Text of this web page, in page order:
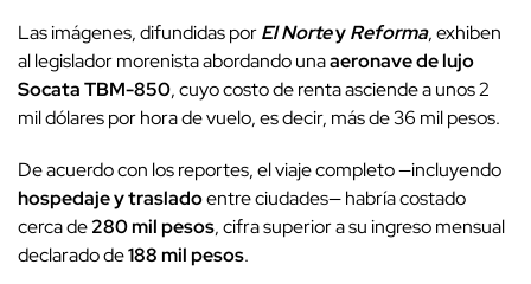
Las imágenes, difundidas porEl NorteyReforma, exhiben
al legislador morenista abordando unaaeronave de lujo
Socata TBM-850, cuyo costo de renta asciende a unos 2
mil dólares por hora de vuelo, es decir, más de 36 mil pesos.
De acuerdo con los reportes, el viaje completo —incluyendo
hospedaje y trasladoentre ciudades— habría costado
cerca de280 mil pesos, cifra superior a su ingreso mensual
declarado de188 mil pesos.